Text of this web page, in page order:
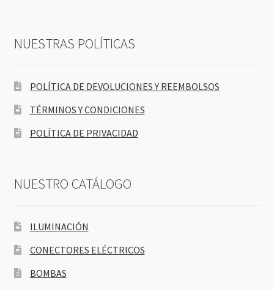
NUESTRAS POLÍTICAS
POLÍTICA DE DEVOLUCIONES Y REEMBOLSOS
TÉRMINOS Y CONDICIONES
POLÍTICA DE PRIVACIDAD
NUESTRO CATÁLOGO
ILUMINACIÓN
CONECTORES ELÉCTRICOS
BOMBAS